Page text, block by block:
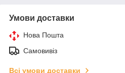
Умови доставки
Нова Пошта
Самовивіз
Всі умови доставки